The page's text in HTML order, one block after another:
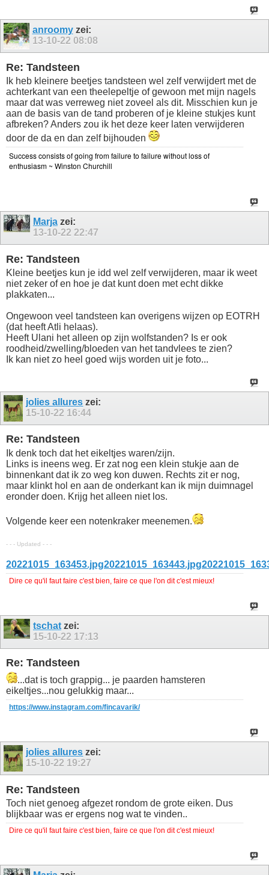
anroomyzei:
13-10-22 08:08
Re: Tandsteen
Ik heb kleinere beetjes tandsteen wel zelf verwijdert met de
achterkant van een theelepeltje of gewoon met mijn nagels
maar dat was verreweg niet zoveel als dit. Misschien kun je
aan de basis van de tand proberen of je kleine stukjes kunt
afbreken? Anders zou ik het deze keer laten verwijderen
door de da en dan zelf bijhouden
Success consists of going from failure to failure without loss of
enthusiasm ~ Winston Churchill
Marja zei:
13-10-22 22:47
Re: Tandsteen
Kleine beetjes kun je idd wel zelf verwijderen, maar ik weet
niet zeker of en hoe je dat kunt doen met echt dikke
plakkaten...
Ongewoon veel tandsteen kan overigens wijzen op EOTRH
(dat heeft Atli helaas).
Heeft Ulani het alleen op zijn wolfstanden? Is er ook
roodheid/zwelling/bloeden van het tandvlees te zien?
Ik kan niet zo heel goed wijs worden uit je foto...
jolies allures zei:
15-10-22 16:44
Re: Tandsteen
Ik denk toch dat het eikeltjes waren/zijn.
Links is ineens weg. Er zat nog een klein stukje aan de
binnenkant dat ik zo weg kon duwen. Rechts zit er nog,
maar klinkt hol en aan de onderkant kan ik mijn duimnagel
eronder doen. Krijg het alleen niet los.
Volgende keer een notenkraker meenemen.
- - - Updated - - -
20221015_163453.jpg20221015_163443.jpg
Dire ce qu'il faut faire c'est bien, faire ce que l'on dit c'est mieux!
tschat zei:
15-10-22 17:13
Re: Tandsteen
...dat is toch grappig... je paarden hamsteren
eikeltjes...nou gelukkig maar...
https://www.instagram.com/fincavarik/
jolies allures zei:
15-10-22 19:27
Re: Tandsteen
Toch niet genoeg afgezet rondom de grote eiken. Dus
blijkbaar was er ergens nog wat te vinden..
Dire ce qu'il faut faire c'est bien, faire ce que l'on dit c'est mieux!